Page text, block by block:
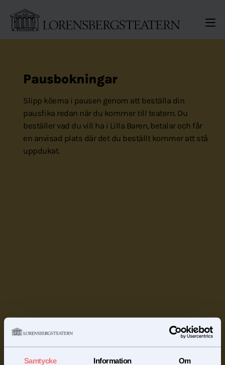
Samtycke Information Om
Pausbokningar
Slipp köerna i pausen genom att beställa din
pausfika redan när du kommer till teatern. Du
beställer vad du vill ha i Lilla Baren, betalar och får
en anvisad plats där det du beställt kommer att stå
uppdukat.